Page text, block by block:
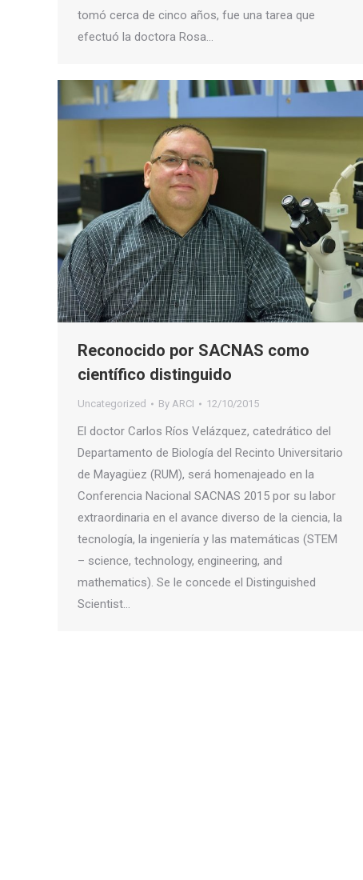
tomó cerca de cinco años, fue una tarea que
efectuó la doctora Rosa…
Reconocido por SACNAS como
científico distinguido
Uncategorized By ARCI 12/10/2015
El doctor Carlos Ríos Velázquez, catedrático del
Departamento de Biología del Recinto Universitario
de Mayagüez (RUM), será homenajeado en la
Conferencia Nacional SACNAS 2015 por su labor
extraordinaria en el avance diverso de la ciencia, la
tecnología, la ingeniería y las matemáticas (STEM
– science, technology, engineering, and
mathematics). Se le concede el Distinguished
Scientist…